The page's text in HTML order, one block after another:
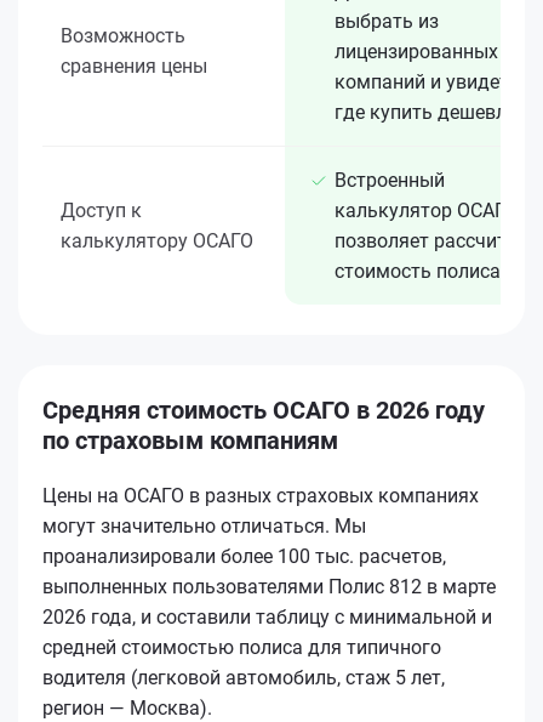
Возможность
сравнения цены
выбрать из
лицензированных 15+
компаний и увидеть,
где купить дешевле
Доступ к
калькулятору ОСАГО
Встроенный
калькулятор ОСАГО
позволяет рассчитать
стоимость полиса
Средняя стоимость ОСАГО в 2026 году
по страховым компаниям
Цены на ОСАГО в разных страховых компаниях
могут значительно отличаться. Мы
проанализировали более 100 тыс. расчетов,
выполненных пользователями Полис 812 в марте
2026 года, и составили таблицу с минимальной и
средней стоимостью полиса для типичного
водителя (легковой автомобиль, стаж 5 лет,
регион — Москва).